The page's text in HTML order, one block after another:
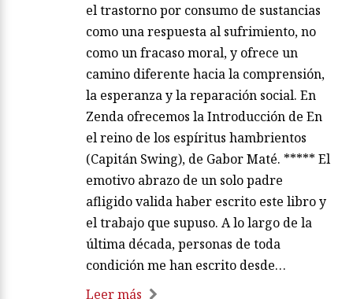
el trastorno por consumo de sustancias
como una respuesta al sufrimiento, no
como un fracaso moral, y ofrece un
camino diferente hacia la comprensión,
la esperanza y la reparación social. En
Zenda ofrecemos la Introducción de En
el reino de los espíritus hambrientos
(Capitán Swing), de Gabor Maté. ***** El
emotivo abrazo de un solo padre
afligido valida haber escrito este libro y
el trabajo que supuso. A lo largo de la
última década, personas de toda
condición me han escrito desde…
Leer más